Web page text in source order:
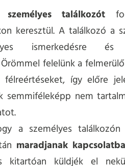
személyes találkozót
keresztül. A találkozó a
ismerkedésre
felelünk a
félreértéseket, így előre
semmiféleképp nem
a személyes
maradjanak
kitartóan küldjék el